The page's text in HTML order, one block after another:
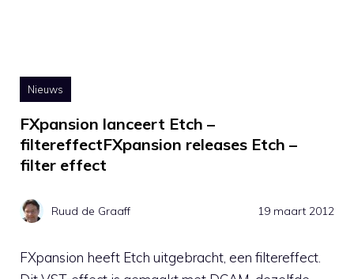
Nieuws
FXpansion lanceert Etch –
filtereffectFXpansion releases Etch –
filter effect
Ruud de Graaff 19 maart 2012
FXpansion heeft Etch uitgebracht, een filtereffect.